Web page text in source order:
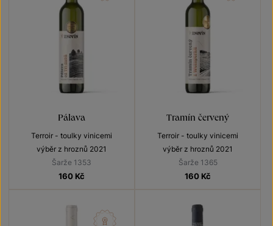
Pálava
Terroir - toulky vinicemi
výběr z hroznů 2021
Šarže 1353
160 Kč
Tramín červený
Terroir - toulky vinicemi
výběr z hroznů 2021
Šarže 1365
160 Kč